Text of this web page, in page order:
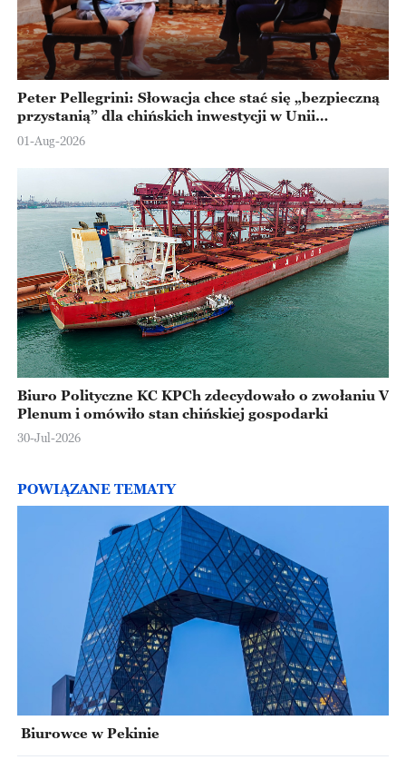
Peter Pellegrini: Słowacja chce stać się „bezpieczną
przystanią” dla chińskich inwestycji w Unii
Europejskiej
01-Aug-2026
Biuro Polityczne KC KPCh zdecydowało o zwołaniu V
Plenum i omówiło stan chińskiej gospodarki
30-Jul-2026
POWIĄZANE TEMATY
Biurowce w Pekinie